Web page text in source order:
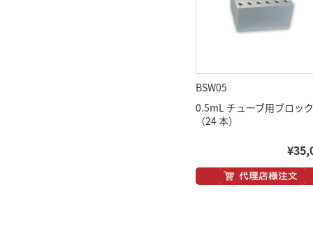
BSW05
0.5mL チューブ用ブロック
（24 本）